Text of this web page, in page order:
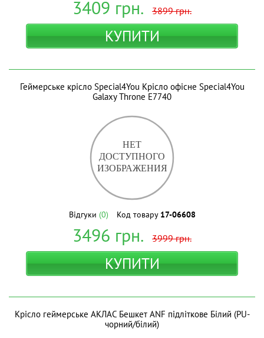
3409 грн. 3899грн.
КУПИТИ
Геймерське крісло Special4You Крісло офісне Special4You
Galaxy Throne E7740
Відгуки (0) Код товару 17-06608
3496 грн. 3999грн.
КУПИТИ
Крісло геймерське АКЛАС Бешкет ANF підліткове Білий (PU-
чорний/білий)